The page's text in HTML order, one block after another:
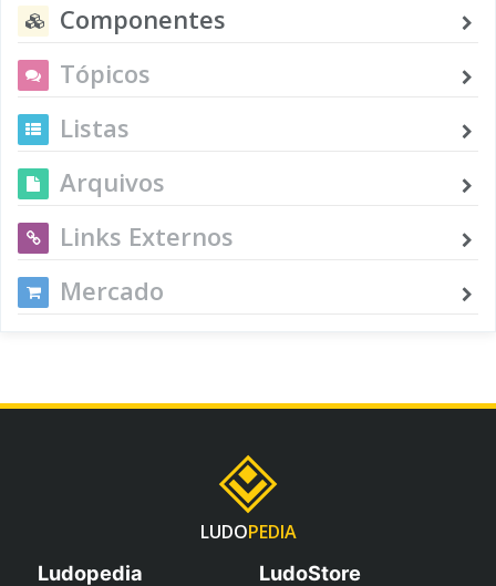
Componentes
Tópicos
Listas
Arquivos
Links Externos
Mercado
LUDOPEDIA
Ludopedia
LudoStore